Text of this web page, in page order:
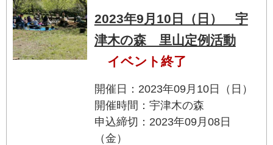
2023年9月10日（日） 宇
津木の森 里山定例活動
イベント終了
開催日：2023年09月10日（日）
開催時間：宇津木の森
申込締切：2023年09月08日
（金）